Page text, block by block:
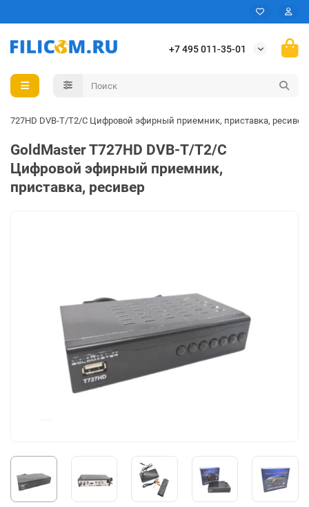
+7 495 011-35-01
T727HD DVB-T/T2/C Цифровой эфирный приемник, приставка, ресивер
GoldMaster T727HD DVB-T/T2/C
Цифровой эфирный приемник,
приставка, ресивер